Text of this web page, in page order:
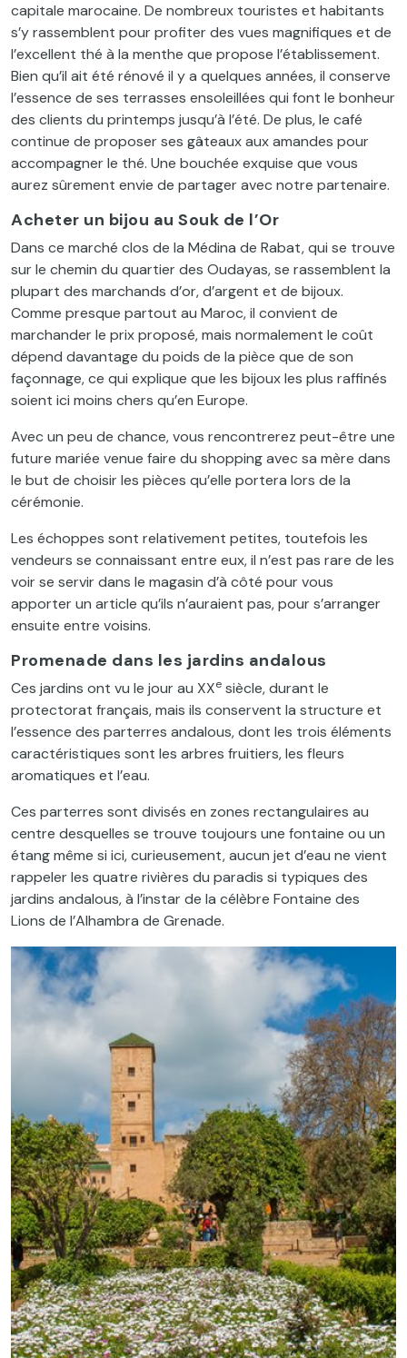
capitale marocaine. De nombreux touristes et habitants
s’y rassemblent pour profiter des vues magnifiques et de
l’excellent thé à la menthe que propose l’établissement.
Bien qu’il ait été rénové il y a quelques années, il conserve
l’essence de ses terrasses ensoleillées qui font le bonheur
des clients du printemps jusqu’à l’été. De plus, le café
continue de proposer ses gâteaux aux amandes pour
accompagner le thé. Une bouchée exquise que vous
aurez sûrement envie de partager avec notre partenaire.
Acheter un bijou au Souk de l’Or
Dans ce marché clos de la Médina de Rabat, qui se trouve
sur le chemin du quartier des Oudayas, se rassemblent la
plupart des marchands d’or, d’argent et de bijoux.
Comme presque partout au Maroc, il convient de
marchander le prix proposé, mais normalement le coût
dépend davantage du poids de la pièce que de son
façonnage, ce qui explique que les bijoux les plus raffinés
soient ici moins chers qu’en Europe.
Avec un peu de chance, vous rencontrerez peut-être une
future mariée venue faire du shopping avec sa mère dans
le but de choisir les pièces qu’elle portera lors de la
cérémonie.
Les échoppes sont relativement petites, toutefois les
vendeurs se connaissant entre eux, il n’est pas rare de les
voir se servir dans le magasin d’à côté pour vous
apporter un article qu’ils n’auraient pas, pour s’arranger
ensuite entre voisins.
Promenade dans les jardins andalous
Ces jardins ont vu le jour au XXe siècle, durant le
protectorat français, mais ils conservent la structure et
l’essence des parterres andalous, dont les trois éléments
caractéristiques sont les arbres fruitiers, les fleurs
aromatiques et l’eau.
Ces parterres sont divisés en zones rectangulaires au
centre desquelles se trouve toujours une fontaine ou un
étang même si ici, curieusement, aucun jet d’eau ne vient
rappeler les quatre rivières du paradis si typiques des
jardins andalous, à l’instar de la célèbre Fontaine des
Lions de l’Alhambra de Grenade.